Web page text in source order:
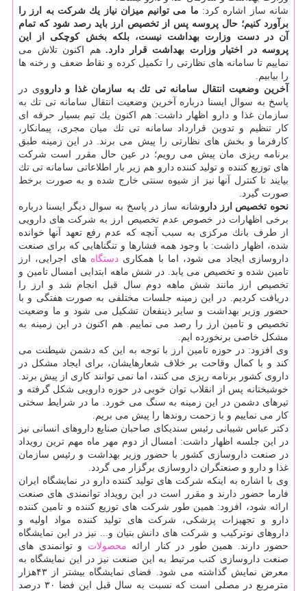
شانه ساز اشاره كرد: ما می توانیم میزان نیاز یك شركت به ارز را
برآورد كنیم؛ حال پروسه پس از تخصیص ارز باید رصد شود كه تمام
آن در دست وزارت بهداشت نیست، بلكه بخش كوچكی از این
پروسه در اختیار وزارت بهداشت قرار دارد. هم اكنون تلاش می
نماییم تا سامانه های نظارتی را تكمیل كرده و نقاط ضعف و رخنه ها
را بیابیم.
آخرین وضعیت انتقال سامانه تی تك به سازمان غذا و دارووی در
پاسخ به سوال ایسنا درباره آخرین وضعیت انتقال سامانه تی تك به
سازمان غذا و دارو اظهار داشت: هم اكنون یك تیم بسیار حرفه ای
كار تنظیم و تدوین قرارداد سامانه تی تك میان مجری، پیمانكار،
كارفرما و بخش های نظارتی را پیش می برند. در این زمینه طبق
برنامه ریزی مان پیش می رویم؛ در عین حال مقرر است شركت
های توزیع كننده و تولید كننده دارو هم زیر بار اطلاعاتی سامانه تی تك
بیایند تا كنترل آنها نیز از شیوه سنتی خارج شده و به صورت برخط
صورت گیرد.
نحوه تخصیص ارز داروشانه ساز در پاسخ به سوال دیگر ایسنا درباره
برخی اظهارات در خصوص عدم تخصیص ارز به شركت های دارویی
از طرف بانك مركزی به سبب آنچه كه عدم رفع تعهد آنها خوانده
شده، اظهار داشت: با وجود همه فشارها و تنگناهایی كه برای صنعت
داروسازی ایجاد می شود، اما با همكاریدستگاه های اجرایی، ارز
تامین شده و تخصیص می یابد. در شش ماهه ابتدایی امسال تامین و
تخصیص ارز مانند شش ماهه دوم سال قبل انجام شد و ارز را
دریافت كردیم. در این زمینه جلسات مختلفی به صورت هفتگی و با
حضور وزیر بهداشت و سایر ذینفعان تشكیل می شود و ما وضعیت
تخصیص و تامین ارز را رصد می نماییم. هم اكنون در این زمینه به
مشكل خاصی برنخورده ایم.
وی افزود: در حوزه تامین ارز با توجه به این كه دشمن شیطنت می
كند و با كمال وقاحت بر خلاف شعارهایشان، برای ایجاد مشكل در
داروی كشور برنامه ریزی می كنند، اما نمی توانند كاری از پیش برند.
خوشبختانه پس از انقلاب توان خوبی در حوزه دارویی شكل گرفته و
تیرهای دشمن در این زمینه به سنگ می خورد. ما در شرایط سختی
كار می نماییم و با زحمت روندها را پیش می بریم.
دكتر عباس شیبانی رئیس سندیكای صاحبان صنایع داروهای انسانی نیز
در این جلسه اظهار داشت: امسال از دوم مهر ماه مهم ترین رویداد
در صنعت داروسازی كشور با حضور وزیر بهداشت و رئیس سازمان
غذا و دارو و صنعتگران داروسازی برگزار می گردد.
وی با اشاره به اینكه شركت های تولید كننده دارو در نمایشگاه ایران
فارما حضور دارند و مقرر است در این رویداد توانمندی های صنعت
ارائه شود، افزود: همین طور شركت های توزیع كننده و تامین كننده
دارو و تجهیزات پزشكی، شركت های تولید كننده مواد اولیه و
داروهای نوتركیب و شركت های دانش بنیان و... نیز در این نمایشگاه
حضور دارند. همین طور در كنار ارائه محصولات و توانمندی های
صنعت داروسازی كتب مرتبط به این صنعت نیز در این نمایشگاه به
معرض نمایش گذاشته می شود. فضای نمایشگاه بیشتر از ۴۳هزار
مترمربع در مصلی است كه نسبت به سال قبل این فضا ۳۰ درصد